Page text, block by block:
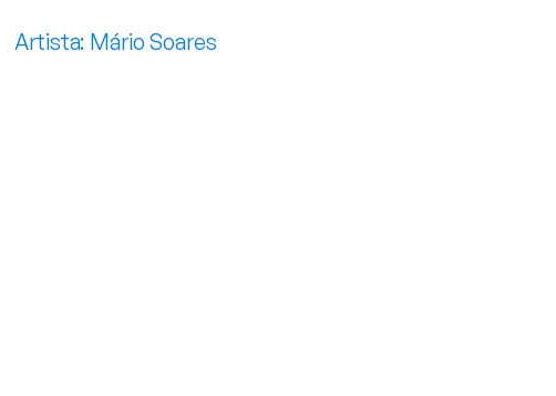
Mário Soares